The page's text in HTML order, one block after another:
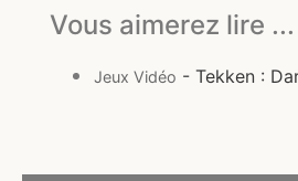
Vous aimerez lire ...
Jeux Vidéo - Tekken :